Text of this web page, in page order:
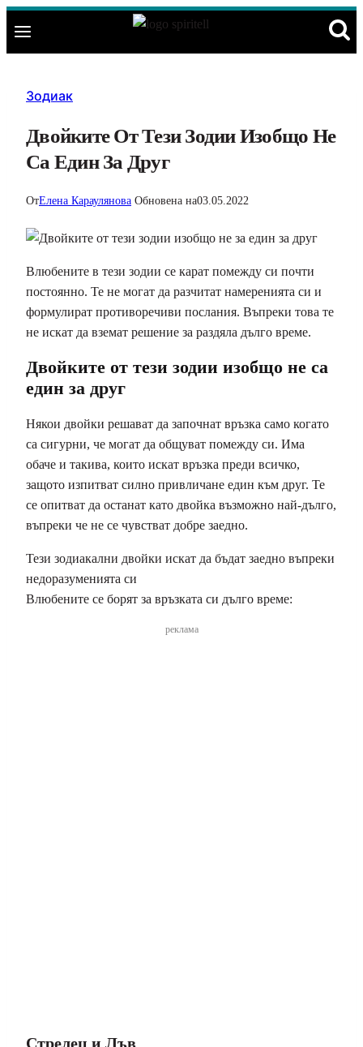
съдържанието
Зодиак
Двойките От Тези Зодии Изобщо Не
Са Един За Друг
ОтЕлена Караулянова Обновена на03.05.2022
Влюбените в тези зодии се карат помежду си почти
постоянно. Те не могат да разчитат намеренията си и
формулират противоречиви послания. Въпреки това те
не искат да вземат решение за раздяла дълго време.
Двойките от тези зодии изобщо не са
един за друг
Някои двойки решават да започнат връзка само когато
са сигурни, че могат да общуват помежду си. Има
обаче и такива, които искат връзка преди всичко,
защото изпитват силно привличане един към друг. Те
се опитват да останат като двойка възможно най-дълго,
въпреки че не се чувстват добре заедно.
Тези зодиакални двойки искат да бъдат заедно въпреки
недоразуменията си
Влюбените се борят за връзката си дълго време:
реклама
Стрелец и Лъв